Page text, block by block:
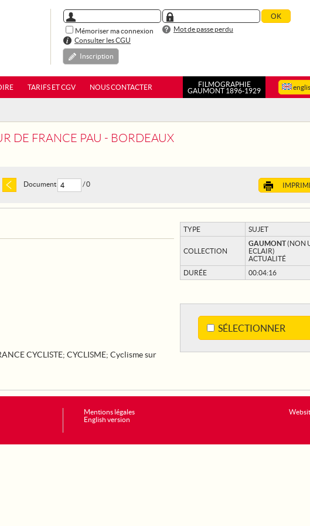
Mémoriser ma connexion
Mot de passe perdu
Consulter les CGU
Inscription
TARIFS ET CGV NOUS CONTACTER
FILMOGRAPHIE
GAUMONT 1896-1929
DE FRANCE PAU - BORDEAUX
Document / 0
TYPE SUJET
COLLECTION
GAUMONT(NON
ECLAIR)
ACTUALITÉ
DURÉE
00:04:16
SÉLECTIONNER
CYCLISTE; CYCLISME; Cyclisme sur
Mentions légales
English version